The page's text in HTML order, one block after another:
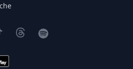
ThreadsSpotify